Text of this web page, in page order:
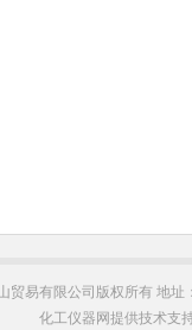
贸易有限公司版权所有 地址
化工仪器网提供技术支